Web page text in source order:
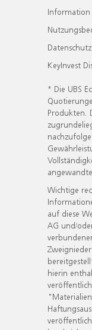
Information
KeyInvest
* Die UBS
Produkten.
Wichtige
auf diese
AG und/
hierin